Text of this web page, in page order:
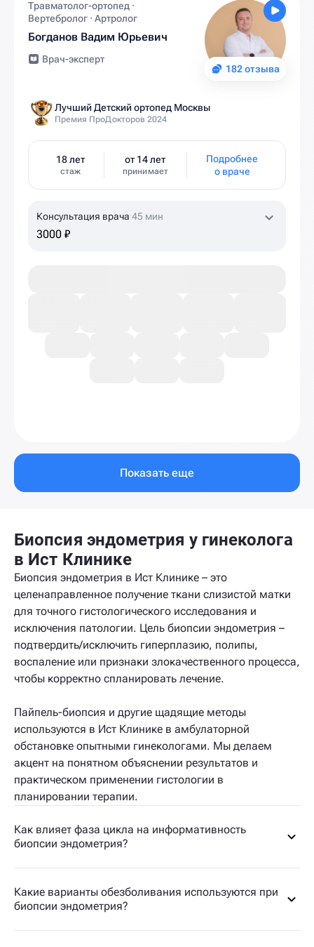
182 отзыва
Травматолог-ортопед ·
Вертебролог · Артролог
Богданов Вадим Юрьевич
Врач-эксперт
Лучший Детский ортопед Москвы
Премия ПроДокторов 2024
18 лет
стаж
от 14 лет
принимает
Подробнее
о враче
Консультация врача 45 мин
3000 ₽
Показать еще
Биопсия эндометрия у гинеколога
в Ист Клинике
Биопсия эндометрия в Ист Клинике – это
целенаправленное получение ткани слизистой матки
для точного гистологического исследования и
исключения патологии. Цель биопсии эндометрия –
подтвердить/исключить гиперплазию, полипы,
воспаление или признаки злокачественного процесса,
чтобы корректно спланировать лечение.
Пайпель-биопсия и другие щадящие методы
используются в Ист Клинике в амбулаторной
обстановке опытными гинекологами. Мы делаем
акцент на понятном объяснении результатов и
практическом применении гистологии в
планировании терапии.
Как влияет фаза цикла на информативность
биопсии эндометрия?
Какие варианты обезболивания используются при
биопсии эндометрия?